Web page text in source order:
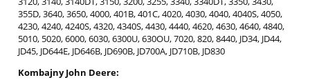
355D, 3640, 3650, 4000, 401B, 401C, 4020, 4030, 4040, 4040S, 4050,
4230, 4240, 4240S, 4320, 4340S, 4430, 4440, 4620, 4630, 4640, 4840,
5010, 5020, 6000, 6030, 6300U, 630OU, 7020, 820, 8440, JD34, JD44,
JD45, JD644E, JD646B, JD690B, JD700A, JD710B, JD830
Kombajny John Deere: